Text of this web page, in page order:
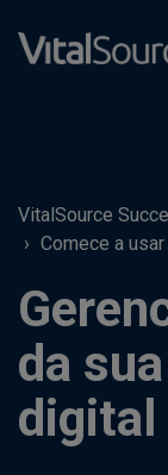
VitalSource
Comece a
da
digital